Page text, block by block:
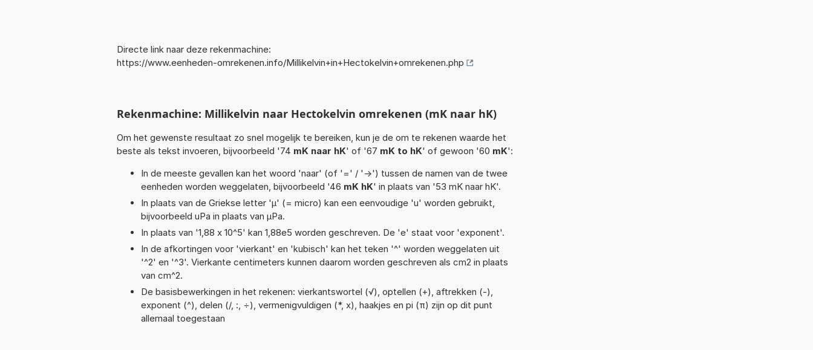
Directe link naar deze rekenmachine:
https://www.eenheden-omrekenen.info/Millikelvin+in+Hectokelvin+omrekenen.php
Rekenmachine: Millikelvin naar Hectokelvin omrekenen (mK naar hK)
Om het gewenste resultaat zo snel mogelijk te bereiken, kun je de om te rekenen waarde het
beste als tekst invoeren, bijvoorbeeld '74 mK naar hK' of '67 mK to hK' of gewoon '60 mK':
In de meeste gevallen kan het woord 'naar' (of '=' / '->') tussen de namen van de twee
eenheden worden weggelaten, bijvoorbeeld '46 mK hK' in plaats van '53 mK naar hK'.
In plaats van de Griekse letter 'µ' (= micro) kan een eenvoudige 'u' worden gebruikt,
bijvoorbeeld uPa in plaats van µPa.
In plaats van '1,88 x 10^5' kan 1,88e5 worden geschreven. De 'e' staat voor 'exponent'.
In de afkortingen voor 'vierkant' en 'kubisch' kan het teken '^' worden weggelaten uit
'^2' en '^3'. Vierkante centimeters kunnen daarom worden geschreven als cm2 in plaats
van cm^2.
De basisbewerkingen in het rekenen: vierkantswortel (√), optellen (+), aftrekken (-),
exponent (^), delen (/, :, ÷), vermenigvuldigen (*, x), haakjes en pi (π) zijn op dit punt
allemaal toegestaan